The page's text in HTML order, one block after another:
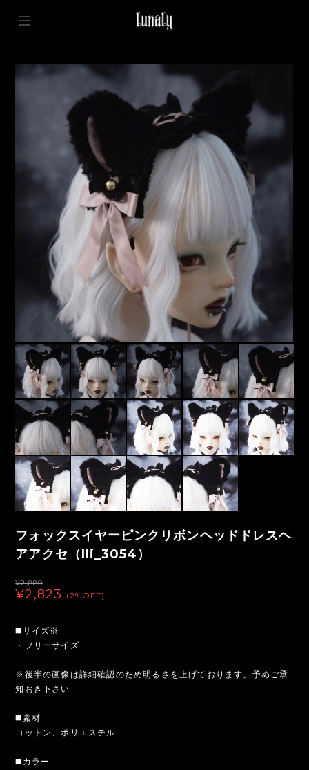
フォックスイヤーピンクリボンヘッドドレスヘ
アアクセ（lli_3054）
¥2,880
¥2,823 (2%OFF)
◼️サイズ※
・フリーサイズ
※後半の画像は詳細確認のため明るさを上げております。予めご承
知おき下さい
◼️素材
コットン、ポリエステル
◼️カラー